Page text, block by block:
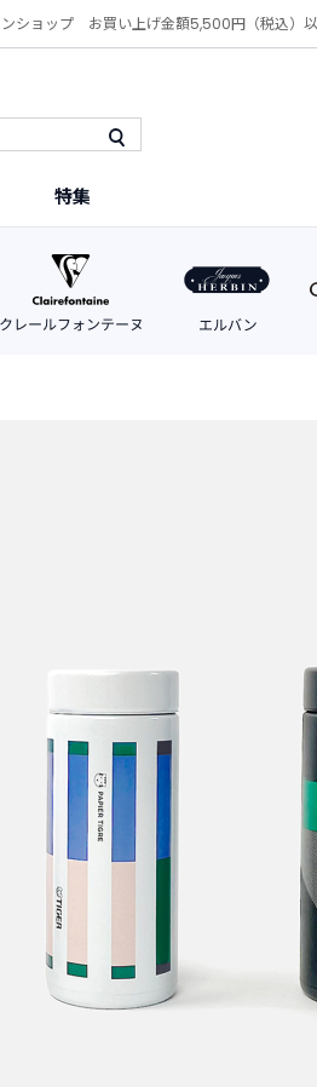
ショップ お買い上げ金額5,500円（税込）
特集